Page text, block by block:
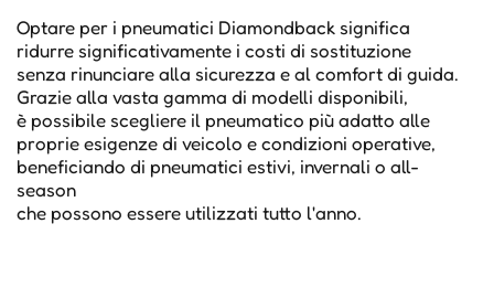
Optare per i pneumatici Diamondback significa
ridurre significativamente i costi di sostituzione
senza rinunciare alla sicurezza e al comfort di guida.
Grazie alla vasta gamma di modelli disponibili,
è possibile scegliere il pneumatico più adatto alle
proprie esigenze di veicolo e condizioni operative,
beneficiando di pneumatici estivi, invernali o all-
season
che possono essere utilizzati tutto l'anno.